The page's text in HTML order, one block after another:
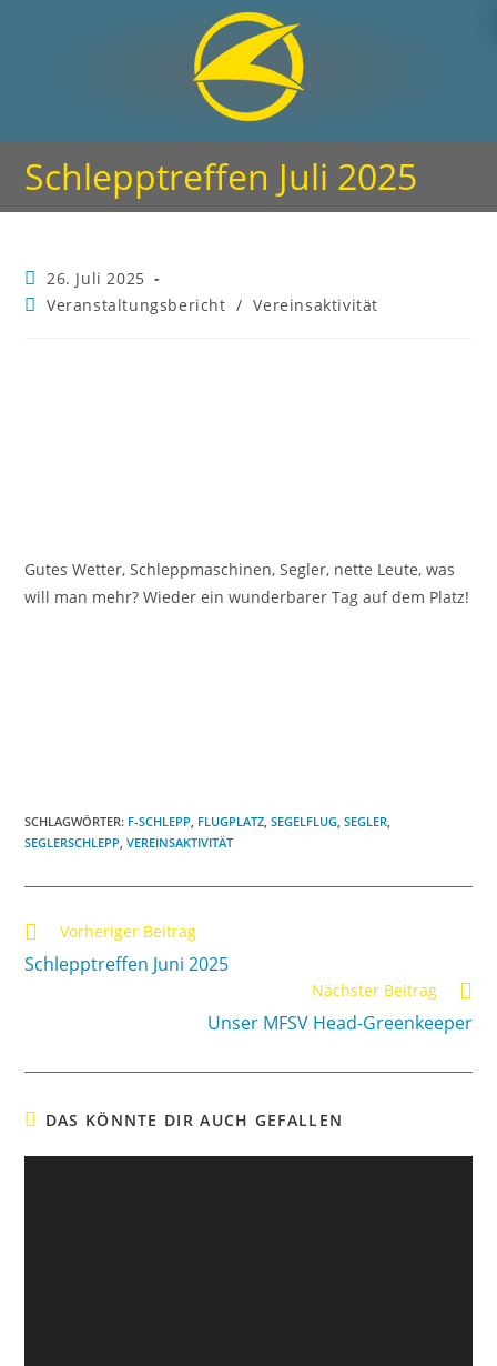
Schlepptreffen Juli 2025
26. Juli 2025
Veranstaltungsbericht / Vereinsaktivität
Gutes Wetter, Schleppmaschinen, Segler, nette Leute, was
will man mehr? Wieder ein wunderbarer Tag auf dem Platz!
SCHLAGWÖRTER: F-SCHLEPP, FLUGPLATZ, SEGELFLUG, SEGLER,
SEGLERSCHLEPP, VEREINSAKTIVITÄT
Vorheriger Beitrag
Schlepptreffen Juni 2025
Nächster Beitrag
Unser MFSV Head-Greenkeeper
DAS KÖNNTE DIR AUCH GEFALLEN